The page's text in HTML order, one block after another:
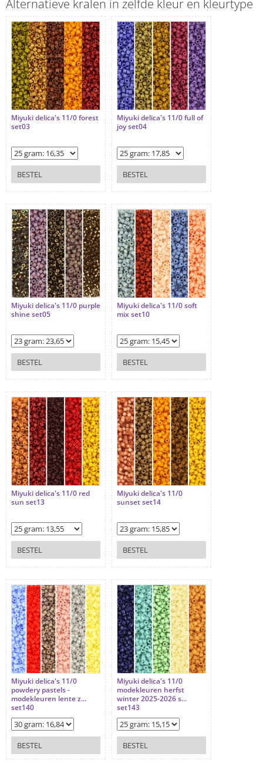
Alternatieve kralen in zelfde kleur en kleurtype
Miyuki delica's 11/0 forest
set03
BESTEL
Miyuki delica's 11/0 full of
joy set04
BESTEL
Miyuki delica's 11/0 purple
shine set05
BESTEL
Miyuki delica's 11/0 soft
mix set10
BESTEL
Miyuki delica's 11/0 red
sun set13
BESTEL
Miyuki delica's 11/0
sunset set14
BESTEL
Miyuki delica's 11/0
powdery pastels -
modekleuren lente z...
set140
BESTEL
Miyuki delica's 11/0
modekleuren herfst
winter 2025-2026 s...
set143
BESTEL